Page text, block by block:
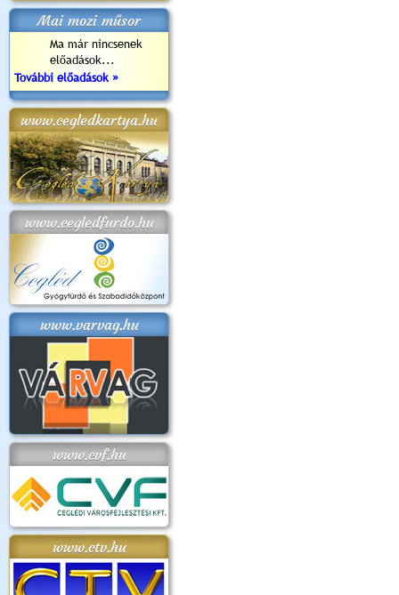
Mai mozi műsor
Ma már nincsenek
előadások...
További előadások »
www.cegledkartya.hu
www.cegledfurdo.hu
www.varvag.hu
www.cvf.hu
www.ctv.hu